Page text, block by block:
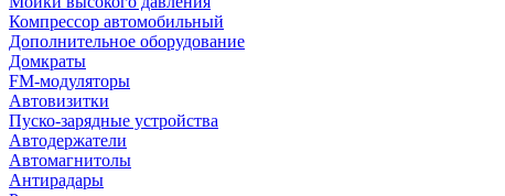
Компрессор автомобильный
Дополнительное оборудование
Домкраты
FM-модуляторы
Автовизитки
Пуско-зарядные устройства
Автодержатели
Автомагнитолы
Антирадары